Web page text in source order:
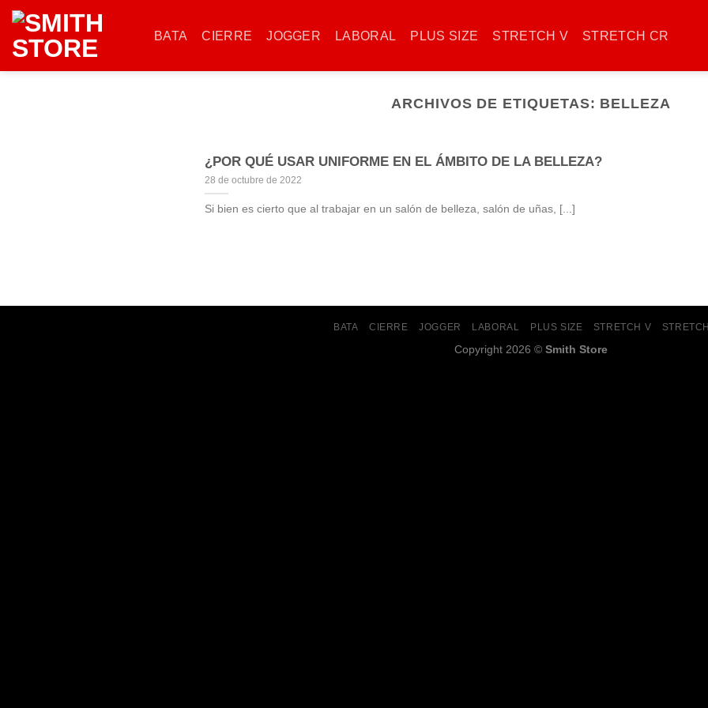
Saltar
contenido
BATA CIERRE JOGGER LABORAL PLUS SIZE STRETCH V STRETCH CR
ARCHIVOS DE ETIQUETAS: BELLEZA
¿POR QUÉ USAR UNIFORME EN EL ÁMBITO DE LA BELLEZA?
28 de octubre de 2022
Si bien es cierto que al trabajar en un salón de belleza, salón de uñas, [...]
BATA CIERRE JOGGER LABORAL PLUS SIZE STRETCH V
Copyright 2026 © Smith Store